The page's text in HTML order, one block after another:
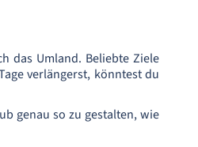
das Umland. Beliebte Ziele
verlängerst, könntest du
genau so zu gestalten, wie